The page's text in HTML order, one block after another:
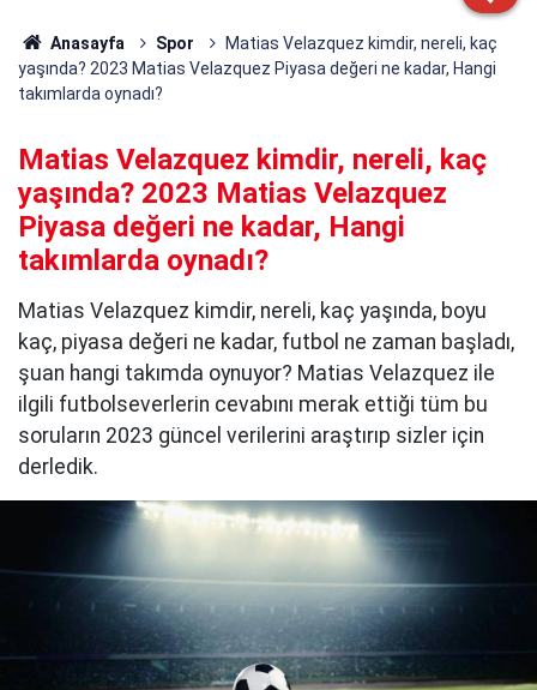
Anasayfa Spor
Matias Velazquez kimdir, nereli, kaç
yaşında? 2023 Matias Velazquez Piyasa değeri ne kadar, Hangi
takımlarda oynadı?
Matias Velazquez kimdir, nereli, kaç
yaşında? 2023 Matias Velazquez
Piyasa değeri ne kadar, Hangi
takımlarda oynadı?
Matias Velazquez kimdir, nereli, kaç yaşında, boyu
kaç, piyasa değeri ne kadar, futbol ne zaman başladı,
şuan hangi takımda oynuyor? Matias Velazquez ile
ilgili futbolseverlerin cevabını merak ettiği tüm bu
soruların 2023 güncel verilerini araştırıp sizler için
derledik.